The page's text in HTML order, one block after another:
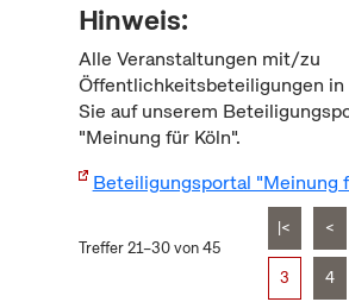
Hinweis:
Alle Veranstaltungen mit/zu
Öffentlichkeitsbeteiligungen in
Sie auf unserem
"Meinung für Köln".
Beteiligungsportal "Meinung
Treffer 21–30 von 45
|< <
3 4